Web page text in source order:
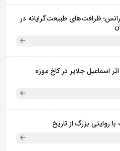
ظرافت‌های طبیعت‌گرایانه در
اسماعیل جلایر در کاخ موزه
روایتی بزرگ از تاریخ